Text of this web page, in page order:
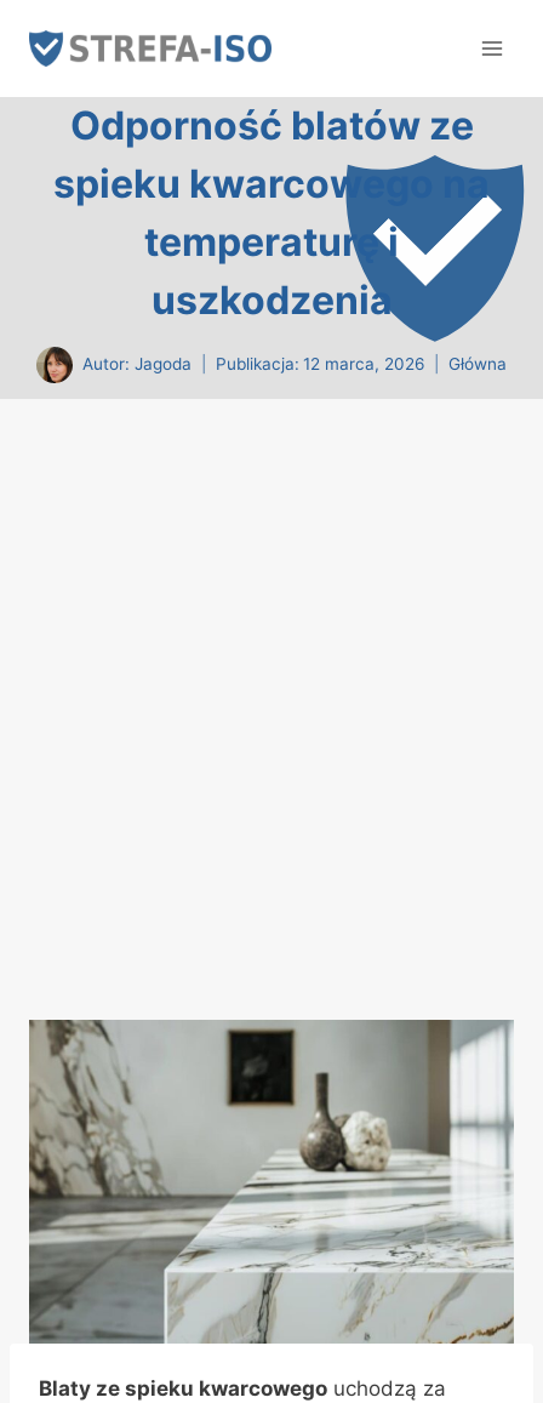
Odporność blatów ze
spieku kwarcowego na
temperaturę i
uszkodzenia
Autor: Jagoda Publikacja: 12 marca, 2026 Główna
Blaty ze spieku kwarcowego uchodzą za